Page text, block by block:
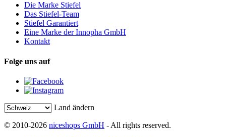
Die Marke Stiefel
Das Stiefel-Team
Stiefel Garantiert
Eine Marke der Innopha GmbH
Kontakt
Folge uns auf
Land ändern
© 2010-2026 niceshops GmbH - All rights reserved.